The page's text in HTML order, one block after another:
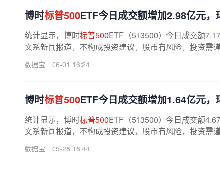
博时标普500ETF今日成交额增加2.98亿元
统计显示，博时标普500ETF（513500）今日成交额
文系新闻报道，不构成投资建议，股市有风险，投资需
数据宝 06-01 16:24
博时标普500ETF今日成交额增加1.64亿元
统计显示，博时标普500ETF（513500）今日成交额
文系新闻报道，不构成投资建议，股市有风险，投资需
数据宝 05-28 16:44